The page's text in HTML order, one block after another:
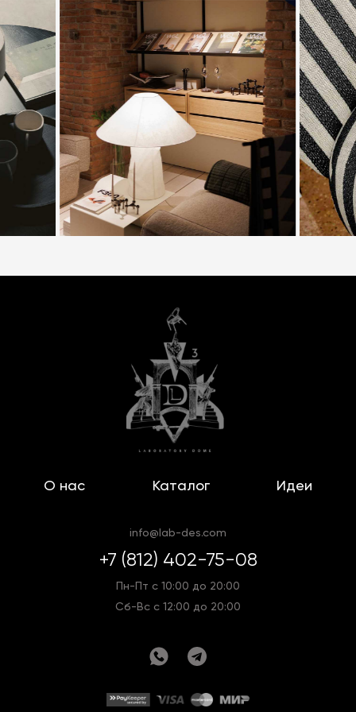
внимание качеству своих изделий и используют
дорогое элитное сырьё: роскошную
натуральную кожу, люксовые стильные ткани,
массив дерева, нержавеющий износостойкий
металл.
Ценители комфорта в интерьере откроют для
себя датские мягкие пуфы, кресла и диваны
Audo Copenhagen
, любители минимализма
увидят особый шарм в простых вместительных
столахWarm Nordicи деревянных стульях Brdr
Krüger, а для тех, кто желает смелых
графичные скамьиKristina Dam Studioи
которых выполнены в виде геометрических
Увидеть вживую все новинки из мира мебели
можно в магазинах Laboratory в Санкт-
Петербурге. Желающих заказать эксклюзивное
датское изделие проконсультируют наши
официальными поставщиками мебели из Дании и
О нас Каталог Идеи
info@lab-des.com
+7 (812) 402-75-08
Пн-Пт с 10:00 до 20:00
Сб-Вс с 12:00 до 20:00